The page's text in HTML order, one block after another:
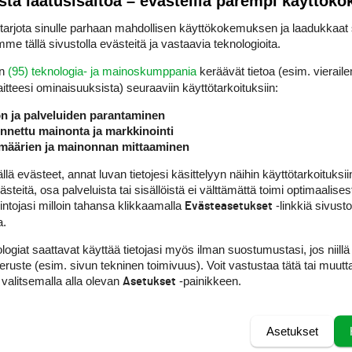
hyvin
sinulle parhaan mahdollisen käyttökokemuksen ja laadukkaat
tällä sivustolla evästeitä ja vastaavia teknologioita.
(95) teknologia- ja mainoskumppania keräävät tietoa (esim.
ominaisuuk­sista) seuraaviin käyttötarkoituksiin:
ja palveluiden parantaminen
mainonta ja markkinointi
ja mainonnan mittaaminen
evästeet, annat luvan tietojesi käsittelyyn näihin
osa palveluista tai sisällöistä ei välttämättä toimi
milloin tahansa klikkaamalla Evästeasetukset -linkkiä
saattavat käyttää tietojasi myös ilman suostumustasi, jos
(esim. sivun tekninen toimivuus). Voit vastustaa tätä tai
alla olevan Asetukset -painikkeen.
Asetukset